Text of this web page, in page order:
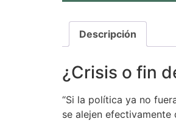
Descripción
¿Crisis o fin
“Si la política ya no
se alejen efectivamente